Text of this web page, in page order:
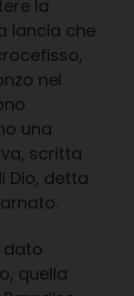
la
lancia che
nel
una
scritta
Dio, detta
dato
quella